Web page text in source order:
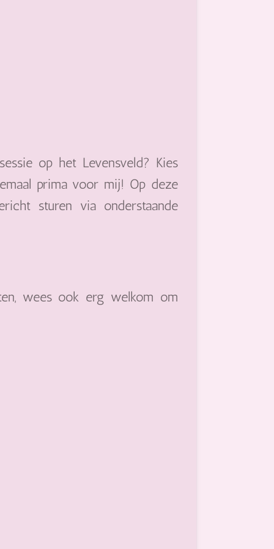
op het Levensveld? Kies
prima voor mij! Op deze
sturen via onderstaande
wees ook erg welkom om